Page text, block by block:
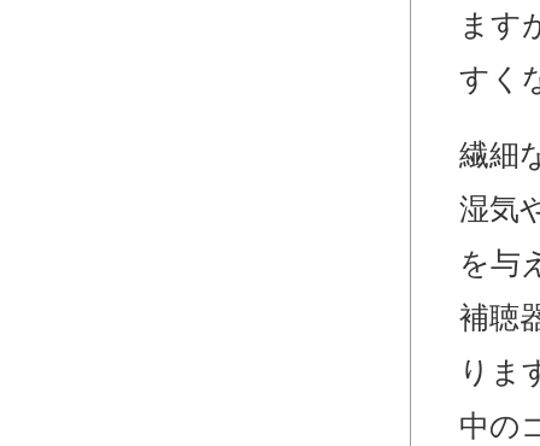
ます
すく
繊細
湿気
を与
補聴
りま
中の